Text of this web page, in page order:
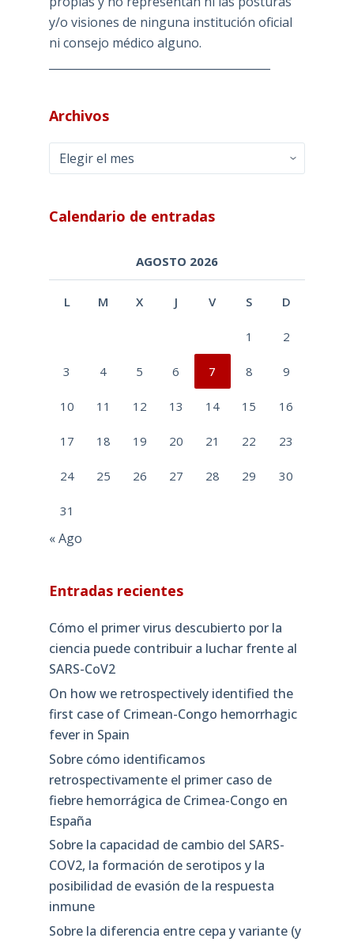
y/o visiones de ninguna institución oficial
ni consejo médico alguno.
Archivos
Archivos
Calendario de entradas
AGOSTO 2026
L M X J V S D
1 2
3 4 5 6 7 8 9
10 11 12 13 14 15 16
17 18 19 20 21 22 23
24 25 26 27 28 29 30
31
« Ago
Entradas recientes
Cómo el primer virus descubierto por la
ciencia puede contribuir a luchar frente al
SARS-CoV2
On how we retrospectively identified the
first case of Crimean-Congo hemorrhagic
fever in Spain
Sobre cómo identificamos
retrospectivamente el primer caso de
fiebre hemorrágica de Crimea-Congo en
España
Sobre la capacidad de cambio del SARS-
COV2, la formación de serotipos y la
posibilidad de evasión de la respuesta
inmune
Sobre la diferencia entre cepa y variante (y